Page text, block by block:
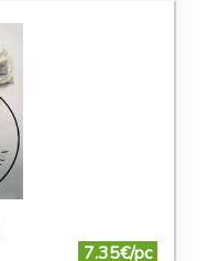
7.35€/pc